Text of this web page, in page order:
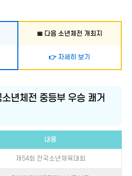
📅 다음 소년체전 개최지
👉 자세히 보기
년체전 중등부 우승 쾌거
내용
제54회 전국소년체육대회